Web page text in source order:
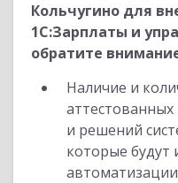
Кольчугино для
1С:Зарплаты и
обратите
Наличие и
и решений
которые будут